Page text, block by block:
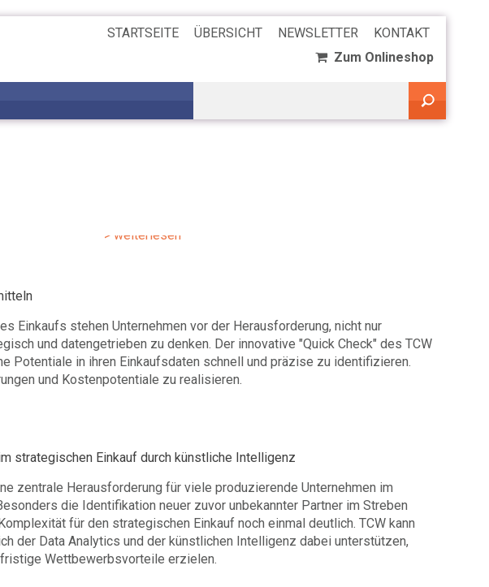
STARTSEITE ÜBERSICHT NEWSLETTER
KONTAKT
Zum Onlineshop
> weiterlesen
Einkaufs stehen Unternehmen vor der Herausforderung, nicht nur
und datengetrieben zu denken. Der innovative "Quick Check" des TCW
Potentiale in ihren Einkaufsdaten schnell und präzise zu identifizieren.
und Kostenpotentiale zu realisieren.
strategischen Einkauf durch künstliche Intelligenz
zentrale Herausforderung für viele produzierende Unternehmen im
die Identifikation neuer zuvor unbekannter Partner im Streben
für den strategischen Einkauf noch einmal deutlich. TCW kann
der Data Analytics und der künstlichen Intelligenz dabei unterstützen,
Wettbewerbsvorteile erzielen.